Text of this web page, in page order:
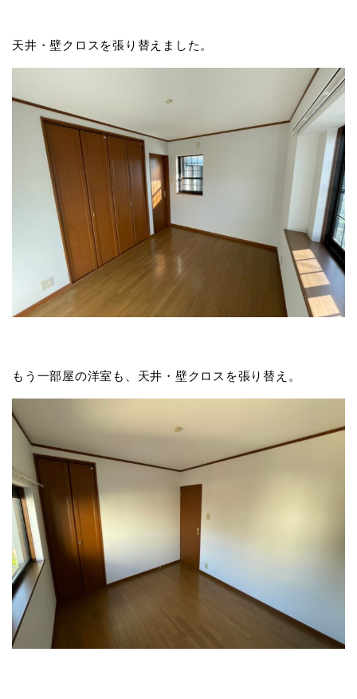
天井・壁クロスを張り替えました。
もう一部屋の洋室も、天井・壁クロスを張り替え。